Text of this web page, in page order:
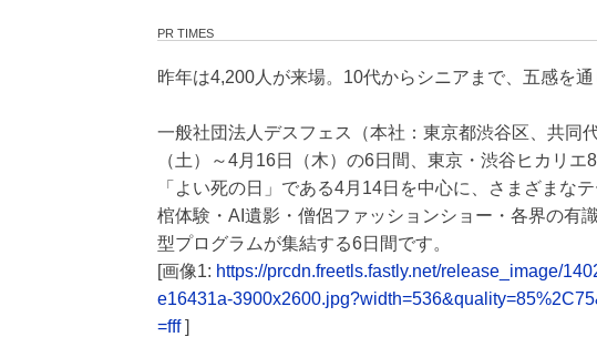
PR TIMES
昨年は4,200人が来場。10代からシニアまで、五感を
一般社団法人デスフェス（本社：東京都渋谷区、共同
（土）～4月16日（木）の6日間、東京・渋谷ヒカリエ
「よい死の日」である4月14日を中心に、さまざまな
棺体験・AI遺影・僧侶ファッションショー・各界の有
型プログラムが集結する6日間です。
[画像1: https://prcdn.freetls.fastly.net/release_image/
e16431a-
=fff]